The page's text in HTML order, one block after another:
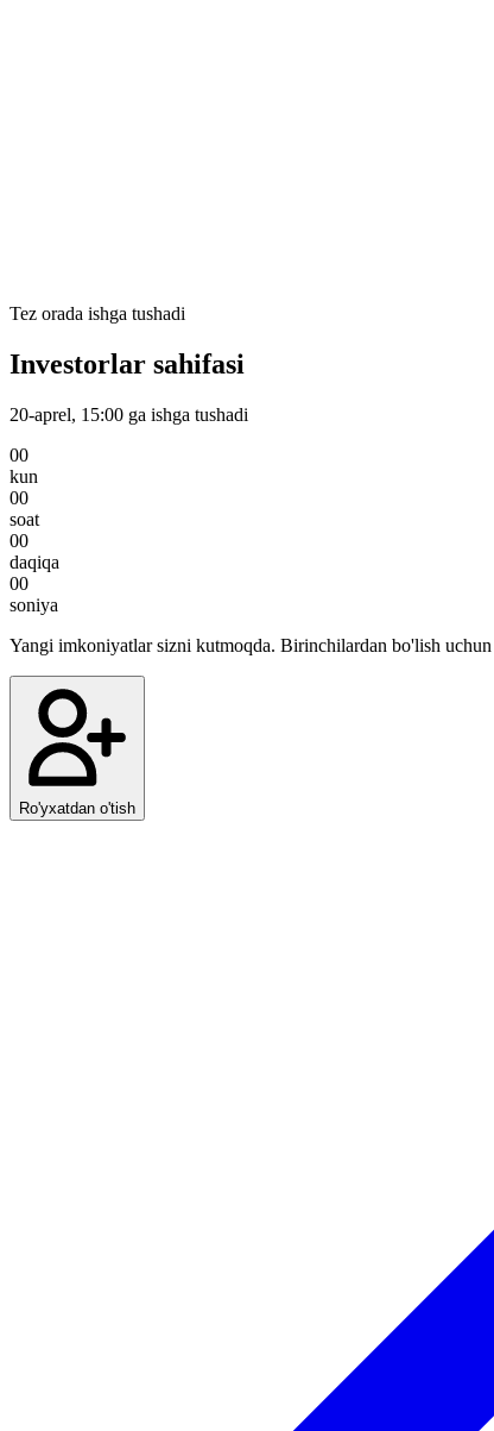
Tez orada ishga tushadi
Investorlar sahifasi
20-aprel, 15:00 ga ishga tushadi
00
kun
00
soat
00
daqiqa
00
soniya
Yangi imkoniyatlar sizni kutmoqda. Birinchilardan bo'lish
Ro'yxatdan o'tish